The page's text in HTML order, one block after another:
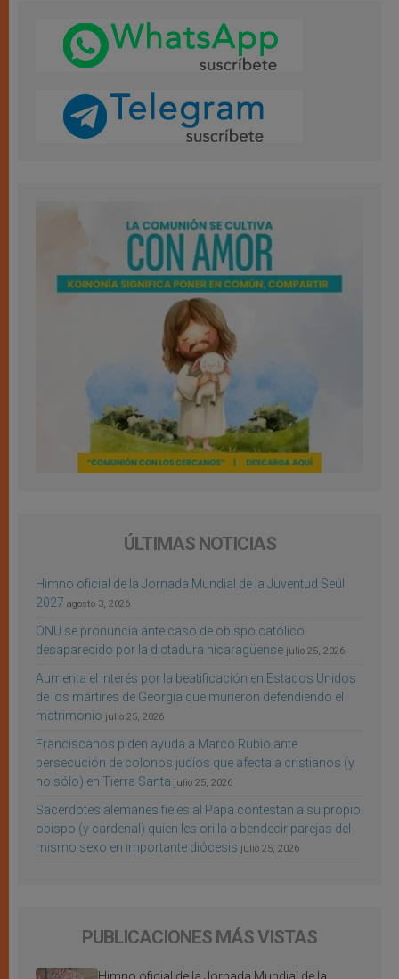
ÚLTIMAS NOTICIAS
Himno oficial de la Jornada Mundial de la Juventud Seúl
2027 agosto 3, 2026
ONU se pronuncia ante caso de obispo católico
desaparecido por la dictadura nicaragüense julio 25, 2026
Aumenta el interés por la beatificación en Estados Unidos
de los mártires de Georgia que murieron defendiendo el
matrimonio julio 25, 2026
Franciscanos piden ayuda a Marco Rubio ante
persecución de colonos judíos que afecta a cristianos (y
no sólo) en Tierra Santa julio 25, 2026
Sacerdotes alemanes fieles al Papa contestan a su propio
obispo (y cardenal) quien les orilla a bendecir parejas del
mismo sexo en importante diócesis julio 25, 2026
PUBLICACIONES MÁS VISTAS